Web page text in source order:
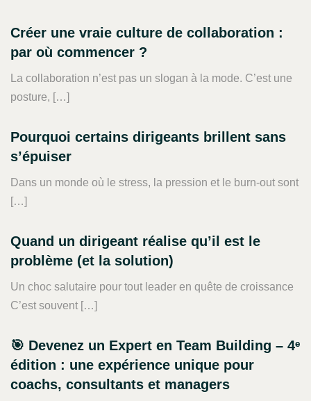
Créer une vraie culture de collaboration :
par où commencer ?
La collaboration n’est pas un slogan à la mode. C’est une
posture, […]
Pourquoi certains dirigeants brillent sans
s’épuiser
Dans un monde où le stress, la pression et le burn-out sont
[…]
Quand un dirigeant réalise qu’il est le
problème (et la solution)
Un choc salutaire pour tout leader en quête de croissance
C’est souvent […]
🎯 Devenez un Expert en Team Building – 4ᵉ
édition : une expérience unique pour
coachs, consultants et managers